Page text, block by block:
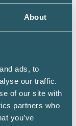
About
ads, to
our traffic.
of our site with
partners who
you’ve
länkas även
och det
säger
spännande
råd om
och länk till